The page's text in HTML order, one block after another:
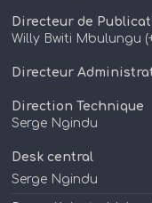
Directeur de
Willy Bwiti Mbulungu
Directeur
Direction Technique
Serge Ngindu
Desk central
Serge Ngindu